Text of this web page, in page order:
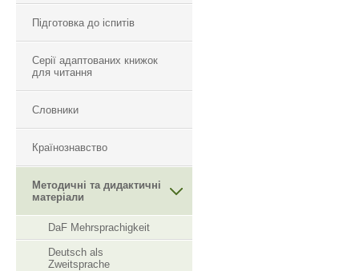
Підготовка до іспитів
Серії адаптованих книжок
для читання
Словники
Країнознавство
Методичні та дидактичні
матеріали
DaF Mehrsprachigkeit
Deutsch als
Zweitsprache